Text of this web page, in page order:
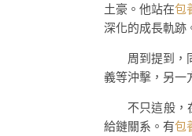
土豪。他站在包
深化的成長軌跡
周到提到，
義等沖擊，另一
不只這般，
給鏈關系。有包